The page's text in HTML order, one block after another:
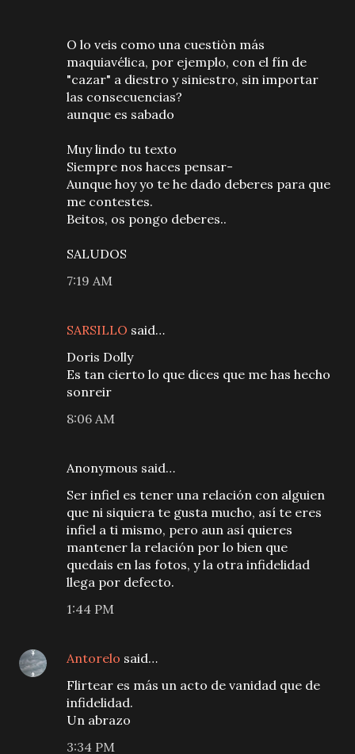
O lo veis como una cuestiòn más
maquiavélica, por ejemplo, con el fín de
"cazar" a diestro y siniestro, sin importar
las consecuencias?
aunque es sabado
Muy lindo tu texto
Siempre nos haces pensar-
Aunque hoy yo te he dado deberes para que
me contestes.
Beitos, os pongo deberes..
SALUDOS
7:19 AM
SARSILLO said…
Doris Dolly
Es tan cierto lo que dices que me has hecho
sonreir
8:06 AM
Anonymous said…
Ser infiel es tener una relación con alguien
que ni siquiera te gusta mucho, así te eres
infiel a ti mismo, pero aun así quieres
mantener la relación por lo bien que
quedais en las fotos, y la otra infidelidad
llega por defecto.
1:44 PM
Antorelo said…
Flirtear es más un acto de vanidad que de
infidelidad.
Un abrazo
3:34 PM